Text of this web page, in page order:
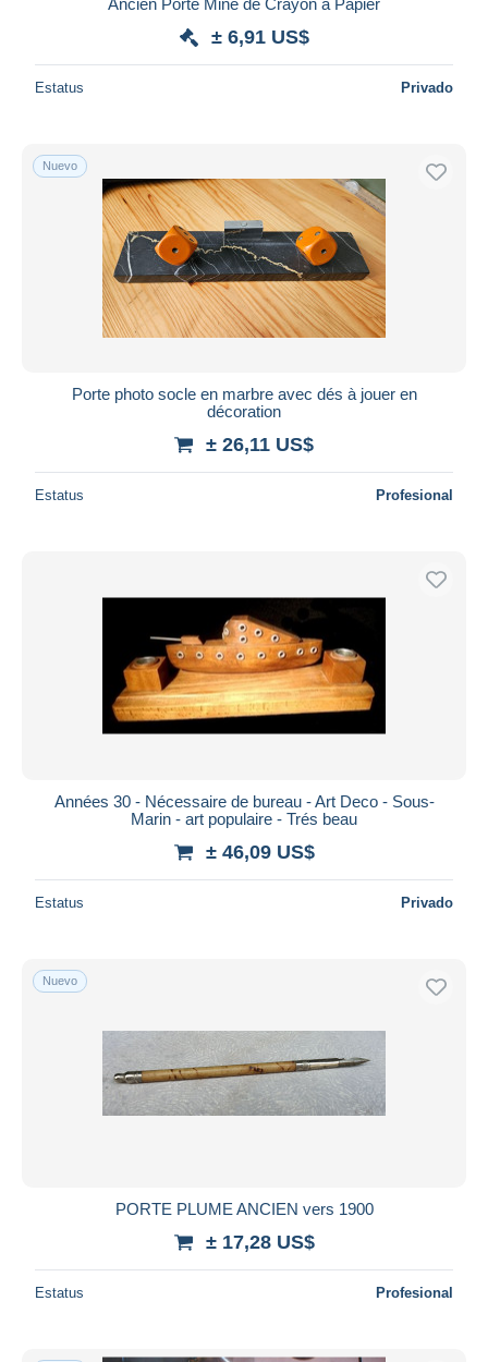
± 6,91 US$
Estatus Privado
Nuevo
Porte photo socle en marbre avec dés à jouer en
décoration
± 26,11 US$
Estatus Profesional
Années 30 - Nécessaire de bureau - Art Deco - Sous-
Marin - art populaire - Trés beau
± 46,09 US$
Estatus Privado
Nuevo
PORTE PLUME ANCIEN vers 1900
± 17,28 US$
Estatus Profesional